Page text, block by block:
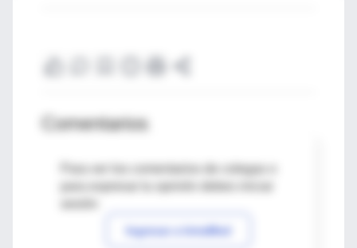
Comentarios
Para ver los comentarios de colegas o
Ingresar a IntraMed